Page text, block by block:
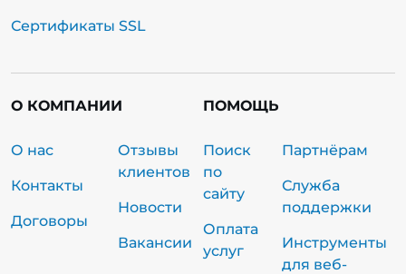
Сертификаты SSL
О КОМПАНИИ
О нас
Контакты
Договоры
Отзывы
клиентов
Новости
Вакансии
ПОМОЩЬ
Поиск
по
сайту
Оплата
услуг
Партнёрам
Служба
поддержки
Инструменты
для веб-